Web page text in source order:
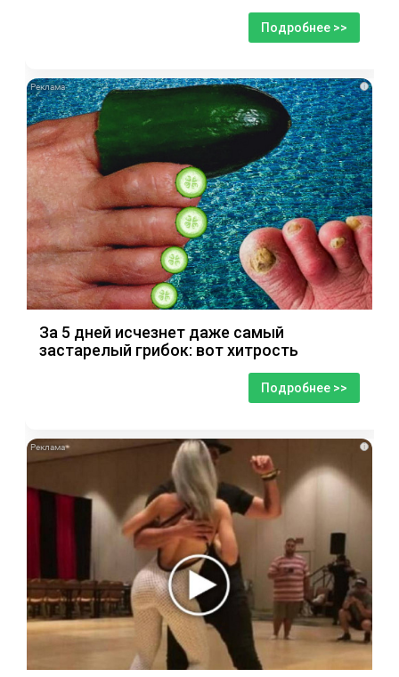
Подробнее >>
i
За 5 дней исчезнет даже самый
застарелый грибок: вот хитрость
Подробнее >>
i